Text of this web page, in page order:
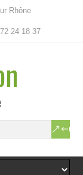
Rhône
24 18 37